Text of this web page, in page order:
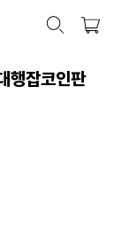
행잡코인판